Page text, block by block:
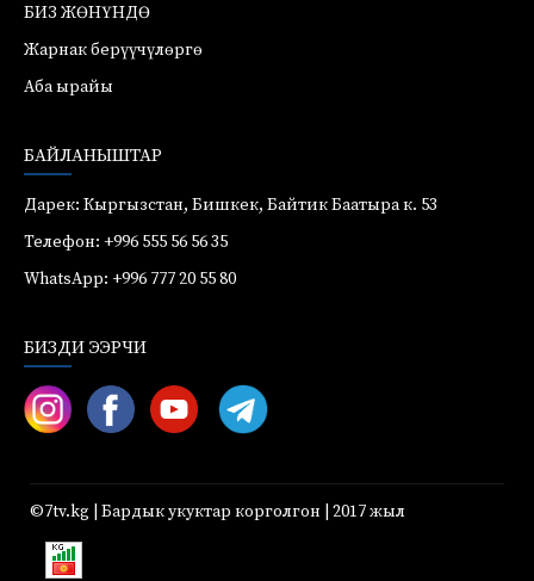
БИЗ ЖӨНҮНДӨ
Жарнак берүүчүлөргө
Аба ырайы
БАЙЛАНЫШТАР
Дарек: Кыргызстан, Бишкек, Байтик Баатыра к. 53
Телефон: +996 555 56 56 35
WhatsApp: +996 777 20 55 80
БИЗДИ ЭЭРЧИ
©7tv.kg | Бардык укуктар корголгон | 2017 жыл